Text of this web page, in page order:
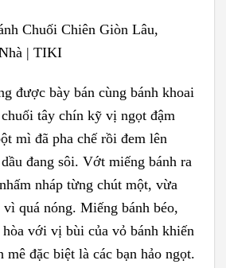
được bày bán cùng bánh khoai
tây chín kỹ vị ngọt đậm
mì đã pha chế rồi đem lên
đang sôi. Vớt miếng bánh ra
nháp từng chút một, vừa
quá nóng. Miếng bánh béo,
với vị bùi của vỏ bánh khiến
mê đặc biệt là các bạn hảo ngọt.